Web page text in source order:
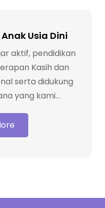
DAY
Didik Baru
anak)
usia 2 – 3
Usia Dini
aktif, pendidikan
Kasih dan
serta didukung
yang kami…